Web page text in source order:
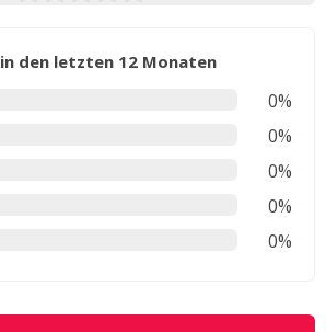
den letzten 12 Monaten
0%
0%
0%
0%
0%